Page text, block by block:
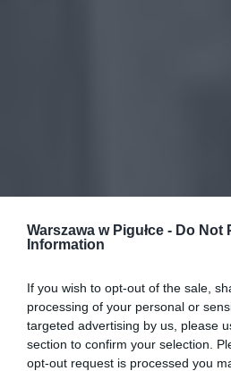
Warszawa w Pigułce - Do Not
Information
If you wish to opt-out of the sale,
processing of your personal or
targeted advertising by us, please
section to confirm your selection.
opt-out request is processed you